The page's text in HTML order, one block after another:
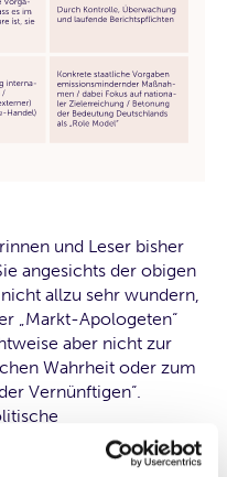
und Leser bisher
angesichts der obigen
allzu sehr wundern,
„Markt-Apologeten“
aber nicht zur
Wahrheit oder zum
Vernünftigen“.
einen, mal mehr auf